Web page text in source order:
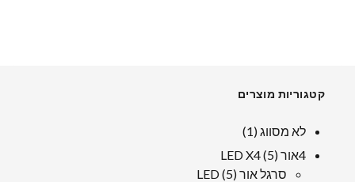
קטגוריות מוצרים
לא מסווג 1
1
מוּצָר
4אור LED X4 5
5
מוצרים
סרגל אור LED 5
5